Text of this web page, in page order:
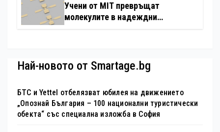
Учени от MIT превръщат
молекулите в надеждни
Най-новото от Smartage.bg
БТС и Yettel отбелязват юбилея на движението
„Опознай България – 100 национални туристически
обекта“ със специална изложба в София